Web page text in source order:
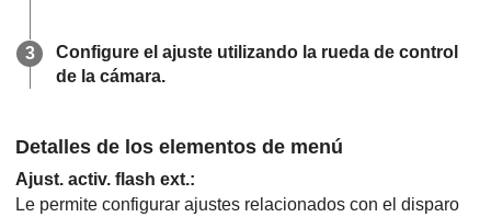
Configure el ajuste utilizando la rueda de control
de la cámara.
Detalles de los elementos de menú
Ajust. activ. flash ext.:
Le permite configurar ajustes relacionados con el disparo